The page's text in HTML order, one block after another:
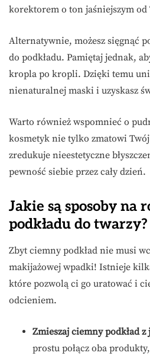
korektorem o ton jaśniejszym
Alternatywnie, możesz sięgnąć
do podkładu. Pamiętaj jednak,
kropla po kropli. Dzięki temu
nienaturalnej maski i uzyskasz
Warto również wspomnieć o
kosmetyk nie tylko zmatowi
zredukuje nieestetyczne
pewność siebie przez cały dzień.
Jakie są sposoby na
podkładu do twarzy?
Zbyt ciemny podkład nie musi
makijażowej wpadki! Istnieje
które pozwolą ci go uratować i
odcieniem.
Zmieszaj ciemny podkład z
prostu połącz oba